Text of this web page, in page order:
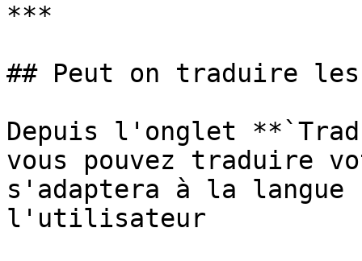
***
## Peut on traduire
Depuis l'onglet
vous pouvez traduire
s'adaptera à la langue
l'utilisateur